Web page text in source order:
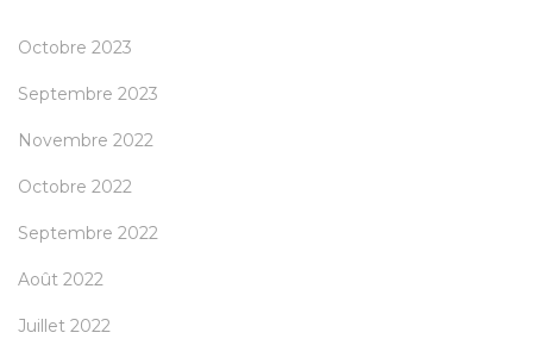
Octobre 2023
Septembre 2023
Novembre 2022
Octobre 2022
Septembre 2022
Août 2022
Juillet 2022